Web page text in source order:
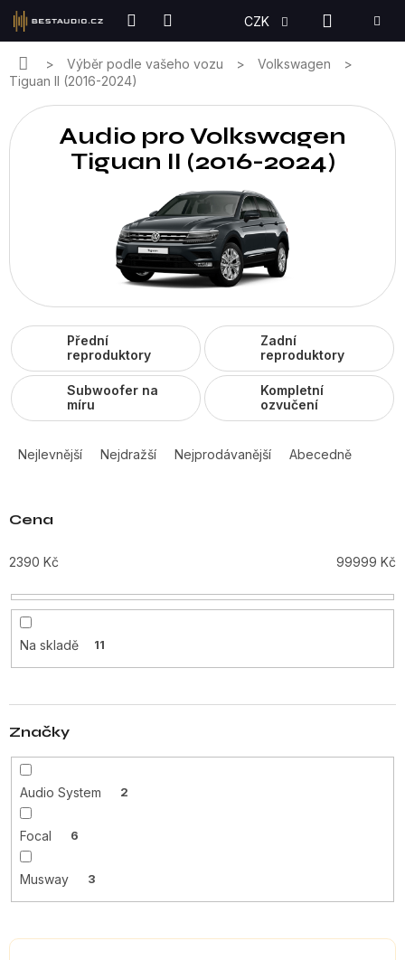
Přejít
obsah
CZK
KOŠÍK
DomůVýběr podle vašeho vozu
Volkswagen
Tiguan II (2016-2024)
Audio pro Volkswagen
Tiguan II (2016-2024)
Přední
reproduktory
Zadní
reproduktory
Subwoofer na
míru
Kompletní
ozvučení
a
n
í
r
o
d
u
t
Nejlevnější Nejdražší Nejprodávanější Abecedně
Cena
2390 Kč 99999 Kč
Na skladě 11
Značky
Audio System 2
Focal 6
Musway 3
V